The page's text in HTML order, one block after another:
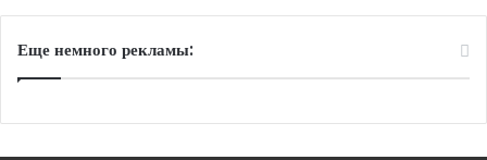
Еще немного рекламы: